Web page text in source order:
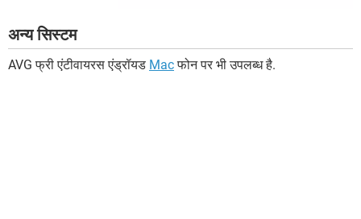
अन्य सिस्टम
AVG फ्री एंटीवायरस एंड्रॉयड Macफोन पर भी उपलब्ध है.